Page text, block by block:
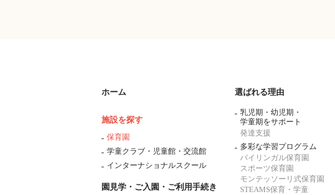
ホーム
施設を探す
保育園
学童クラブ・児童館・交流館
インターナショナルスクール
園見学・ご入園・ご利用手続き
選ばれる理由
乳児期・幼児期・
学童期をサポート
発達支援
多彩な学習プログラム
バイリンガル保育園
スポーツ保育園
モンテッソーリ式保育園
STEAMS保育・学童